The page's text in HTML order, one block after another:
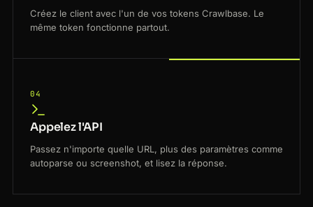
Créez le client avec l'un de vos tokens Crawlbase. Le
même token fonctionne partout.
04
Appelez l'API
Passez n'importe quelle URL, plus des paramètres comme
autoparse ou screenshot, et lisez la réponse.